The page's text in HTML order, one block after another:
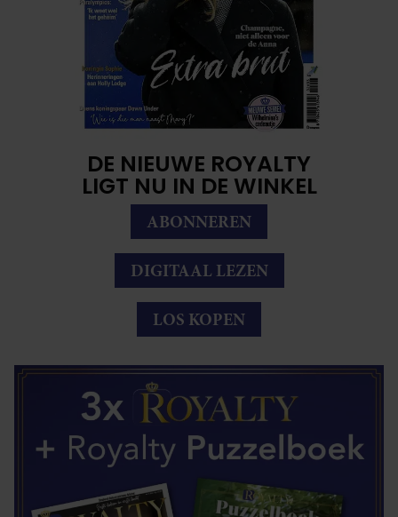
DE NIEUWE ROYALTY
LIGT NU IN DE WINKEL
ABONNEREN
DIGITAAL LEZEN
LOS KOPEN